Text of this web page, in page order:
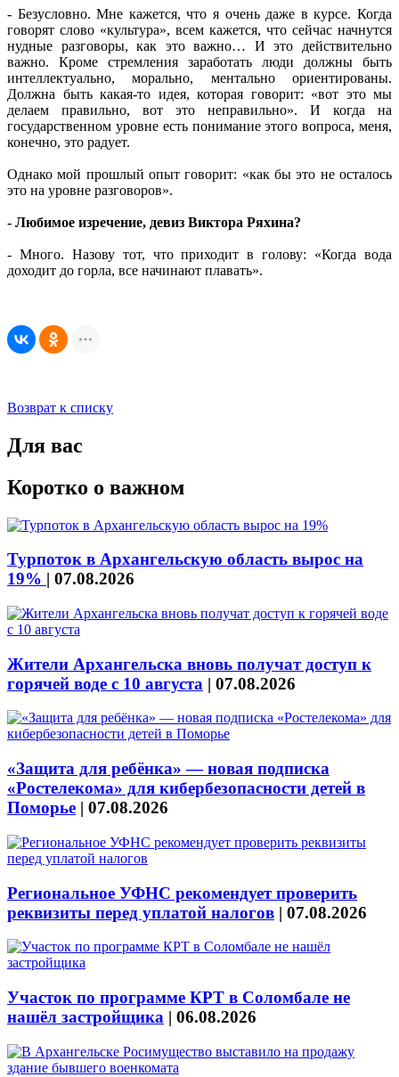
- Безусловно. Мне кажется, что я очень даже в курсе. Когда
говорят слово «культура», всем кажется, что сейчас начнутся
нудные разговоры, как это важно… И это действительно
важно. Кроме стремления заработать люди должны быть
интеллектуально, морально, ментально ориентированы.
Должна быть какая-то идея, которая говорит: «вот это мы
делаем правильно, вот это неправильно». И когда на
государственном уровне есть понимание этого вопроса, меня,
конечно, это радует.
Однако мой прошлый опыт говорит: «как бы это не осталось
это на уровне разговоров».
- Любимое изречение, девиз Виктора Ряхина?
- Много. Назову тот, что приходит в голову: «Когда вода
доходит до горла, все начинают плавать».
Возврат к списку
Для вас
Коротко о важном
Турпоток в Архангельскую область вырос на
19% | 07.08.2026
Жители Архангельска вновь получат доступ к
горячей воде с 10 августа | 07.08.2026
«Защита для ребёнка» — новая подписка
«Ростелекома» для кибербезопасности детей в
Поморье | 07.08.2026
Региональное УФНС рекомендует проверить
реквизиты перед уплатой налогов | 07.08.2026
Участок по программе КРТ в Соломбале не
нашёл застройщика | 06.08.2026